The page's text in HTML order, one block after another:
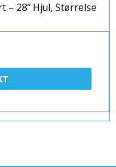
– 28” Hjul, Størrelse